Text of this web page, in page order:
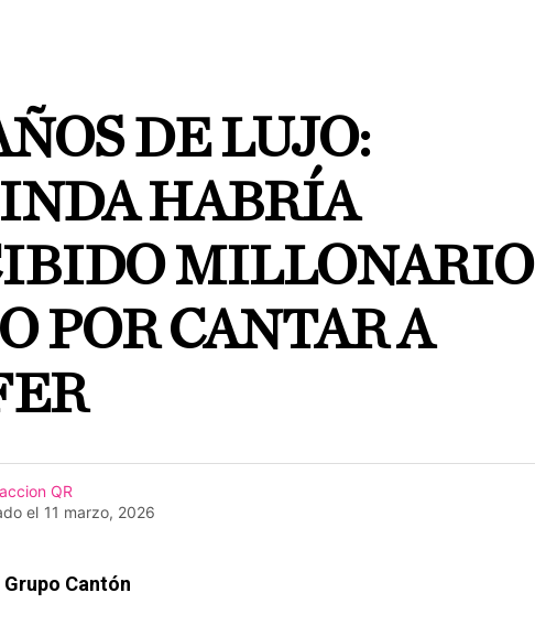
DE LUJO:
HABRÍA
MILLONARIO
POR CANTAR A
QR
el 11 marzo, 2026
Cantón